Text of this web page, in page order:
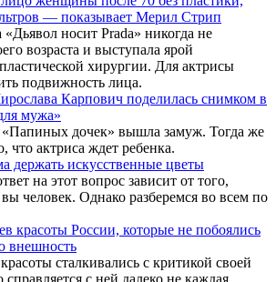
— показывает Мерил Стрип
«Дьявол носит Prada» никогда не
возраста и выступала ярой
хирургии. Для актрисы
подвижность лица.
Карпович поделилась снимком в
мужа»
«Папиных дочек» вышла замуж. Тогда же
что актриса ждет ребенка.
держать искусственные цветы
на этот вопрос зависит от того,
человек. Однако разберемся во всем по
красоты России, которые не побоялись
внешность
сталкивались с критикой своей